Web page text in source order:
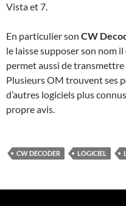
Vista et 7.
En particulier son CW
le laisse supposer son nom
permet aussi de
Plusieurs OM trouvent ses
d’autres logiciels plus
propre avis.
CW DECODER LOGICIEL